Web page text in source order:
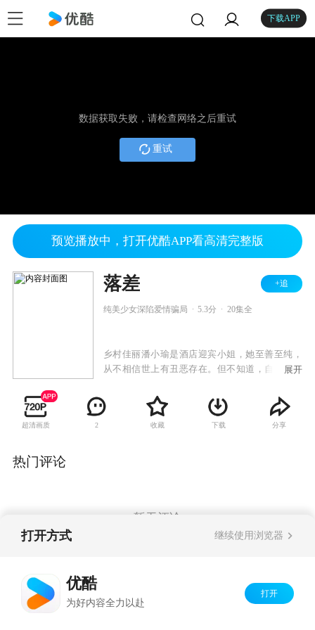
下载APP
数据获取失败，请检查网络之后重试
重试
预览播放中，打开优酷APP看高清完整版
落差 +追
纯美少女深陷爱情骗局 5.3分 20集全
乡村佳丽潘小瑜是酒店迎宾小姐，她至善至纯，
从不相信世上有丑恶存在。但不知道，自己一开
学马景瑞，不仅是个赌徒，还骗取了她纯洁的感
情。当懦弱和无知最终害得这个纯美少女走投无
路时，她在勇敢的反抗中获得了新生。
展开
超清画质 2 收藏 下载 分享
热门评论
暂无评论
打开方式 继续使用浏览器
优酷
为好内容全力以赴
打开